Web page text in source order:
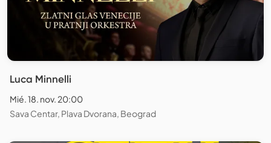
Luca Minnelli
Mié. 18. nov. 20:00
Sava Centar, Plava Dvorana, Beograd